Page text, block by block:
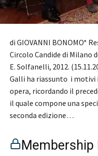
di GIOVANNI BONOMO*
Circolo Candide di Milano
E. Solfanelli, 2012.
Galli ha riassunto i motivi
opera, ricordando il
il quale compone una
seconda edizione…
Membership